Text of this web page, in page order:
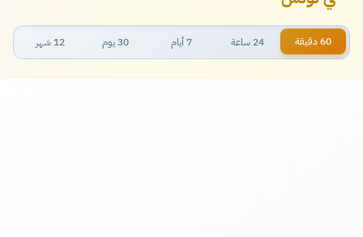
60 دقيقة 24 ساعة 7 أيام 30 يوم 12 شهر